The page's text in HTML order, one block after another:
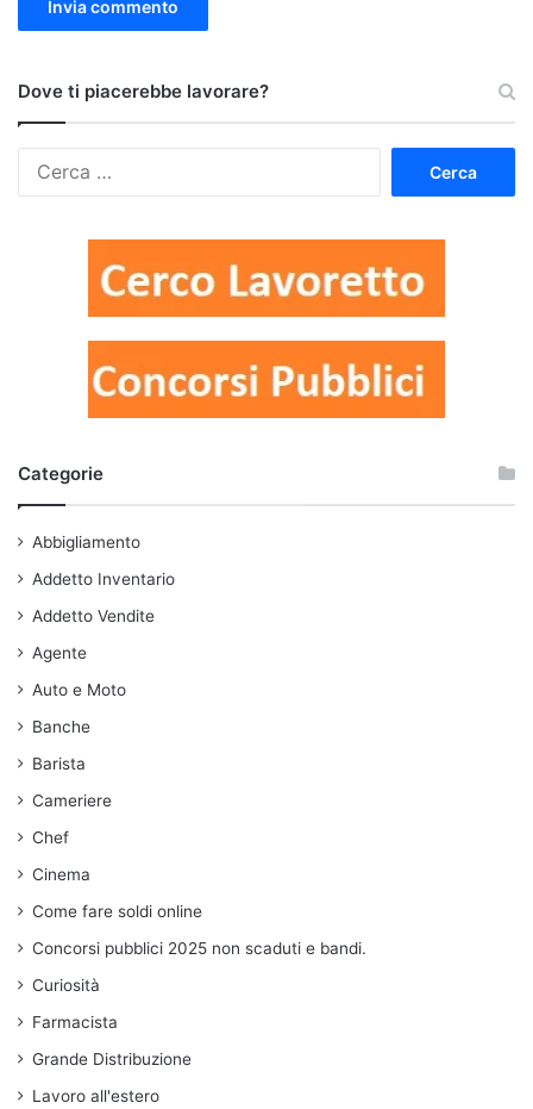
Dove ti piacerebbe lavorare?
Categorie
Abbigliamento
Addetto Inventario
Addetto Vendite
Agente
Auto e Moto
Banche
Barista
Cameriere
Chef
Cinema
Come fare soldi online
Concorsi pubblici 2025 non scaduti e bandi.
Curiosità
Farmacista
Grande Distribuzione
Lavoro all'estero